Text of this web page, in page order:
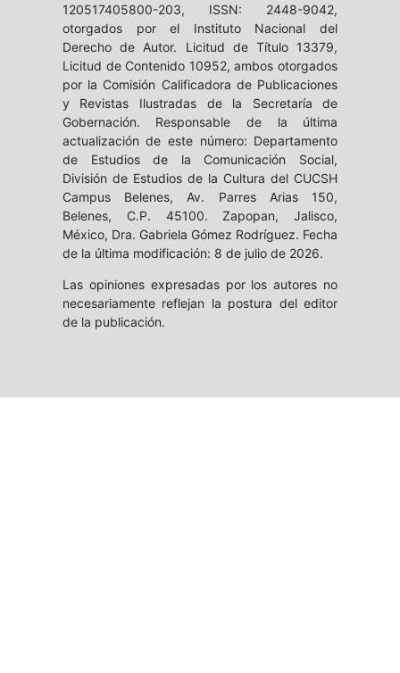
120517405800-203, ISSN: 2448-9042,
otorgados por el Instituto Nacional del
Derecho de Autor. Licitud de Título 13379,
Licitud de Contenido 10952, ambos otorgados
por la Comisión Calificadora de Publicaciones
y Revistas Ilustradas de la Secretaría de
Gobernación. Responsable de la última
actualización de este número: Departamento
de Estudios de la Comunicación Social,
División de Estudios de la Cultura del CUCSH
Campus Belenes, Av. Parres Arias 150,
Belenes, C.P. 45100. Zapopan, Jalisco,
México, Dra. Gabriela Gómez Rodríguez. Fecha
de la última modificación: 8 de julio de 2026.
Las opiniones expresadas por los autores no
necesariamente reflejan la postura del editor
de la publicación.